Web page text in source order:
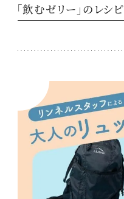
「飲むゼリー」のレシピ